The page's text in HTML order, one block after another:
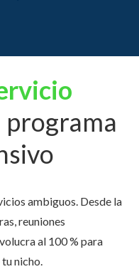
programa
ambiguos. Desde la
reuniones
al 100 % para
nicho.